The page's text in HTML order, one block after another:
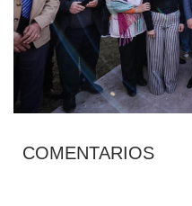
COMENTARIOS